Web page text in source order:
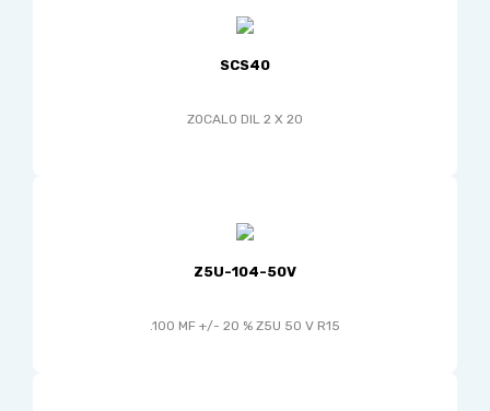
SCS40
ZOCALO DIL 2 X 20
Z5U-104-50V
.100 MF +/- 20 % Z5U 50 V R15